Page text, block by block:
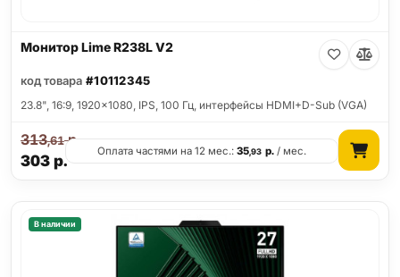
Монитор Lime R238L V2
код товара #10112345
23.8", 16:9, 1920x1080, IPS, 100 Гц, интерфейсы HDMI+D-Sub (VGA)
303р.
313,61р.
Оплата частями на 12 мес.:35,93 р./ мес.
В наличии